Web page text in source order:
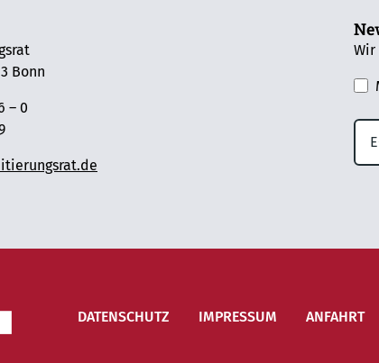
Bonn
– 0
DATENSCHUTZ IMPRESSUM ANFAHRT